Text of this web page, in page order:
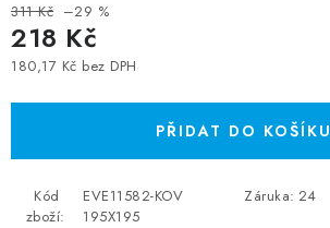
311 Kč –29 %
218 Kč
180,17 Kč bez DPH
PŘIDAT DO KOŠÍKU
Kód
zboží:
EVE11582-KOV
195X195
Záruka: 24